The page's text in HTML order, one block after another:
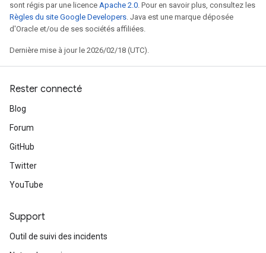
sont régis par une licence Apache 2.0. Pour en savoir plus, consultez les
Règles du site Google Developers. Java est une marque déposée
d'Oracle et/ou de ses sociétés affiliées.
Dernière mise à jour le 2026/02/18 (UTC).
Rester connecté
Blog
Forum
GitHub
Twitter
YouTube
Support
Outil de suivi des incidents